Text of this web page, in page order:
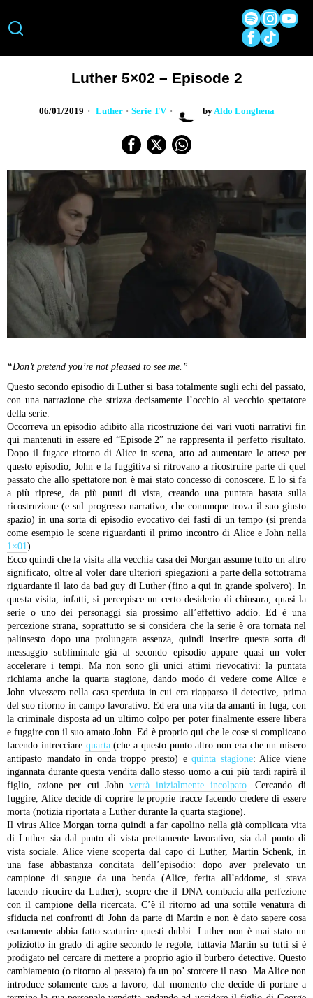
Luther 5×02 – Episode 2
06/01/2019 Luther · Serie TV by Aldo Longhena
“Don’t pretend you’re not pleased to see me.”
Questo secondo episodio di Luther si basa totalmente sugli echi del passato,
con una narrazione che strizza decisamente l’occhio al vecchio spettatore
della serie.
Occorreva un episodio adibito alla ricostruzione dei vari vuoti narrativi fin
qui mantenuti in essere ed “Episode 2” ne rappresenta il perfetto risultato.
Dopo il fugace ritorno di Alice in scena, atto ad aumentare le attese per
questo episodio, John e la fuggitiva si ritrovano a ricostruire parte di quel
passato che allo spettatore non è mai stato concesso di conoscere. E lo si fa
a più riprese, da più punti di vista, creando una puntata basata sulla
ricostruzione (e sul progresso narrativo, che comunque trova il suo giusto
spazio) in una sorta di episodio evocativo dei fasti di un tempo (si prenda
come esempio le scene riguardanti il primo incontro di Alice e John nella
1×01).
Ecco quindi che la visita alla vecchia casa dei Morgan assume tutto un altro
significato, oltre al voler dare ulteriori spiegazioni a parte della sottotrama
riguardante il lato da bad guy di Luther (fino a qui in grande spolvero). In
questa visita, infatti, si percepisce un certo desiderio di chiusura, quasi la
serie o uno dei personaggi sia prossimo all’effettivo addio. Ed è una
percezione strana, soprattutto se si considera che la serie è ora tornata nel
palinsesto dopo una prolungata assenza, quindi inserire questa sorta di
messaggio subliminale già al secondo episodio appare quasi un voler
accelerare i tempi. Ma non sono gli unici attimi rievocativi: la puntata
richiama anche la quarta stagione, dando modo di vedere come Alice e
John vivessero nella casa sperduta in cui era riapparso il detective, prima
del suo ritorno in campo lavorativo. Ed era una vita da amanti in fuga, con
la criminale disposta ad un ultimo colpo per poter finalmente essere libera
e fuggire con il suo amato John. Ed è proprio qui che le cose si complicano
facendo intrecciare quarta(che a questo punto altro non era che un misero
antipasto mandato in onda troppo presto) equinta stagione: Alice viene
ingannata durante questa vendita dallo stesso uomo a cui più tardi rapirà il
figlio, azione per cui Johnverrà inizialmente incolpato. Cercando di
fuggire, Alice decide di coprire le proprie tracce facendo credere di essere
morta (notizia riportata a Luther durante la quarta stagione).
Il virus Alice Morgan torna quindi a far capolino nella già complicata vita
di Luther sia dal punto di vista prettamente lavorativo, sia dal punto di
vista sociale. Alice viene scoperta dal capo di Luther, Martin Schenk, in
una fase abbastanza concitata dell’episodio: dopo aver prelevato un
campione di sangue da una benda (Alice, ferita all’addome, si stava
facendo ricucire da Luther), scopre che il DNA combacia alla perfezione
con il campione della ricercata. C’è il ritorno ad una sottile venatura di
sfiducia nei confronti di John da parte di Martin e non è dato sapere cosa
esattamente abbia fatto scaturire questi dubbi: Luther non è mai stato un
poliziotto in grado di agire secondo le regole, tuttavia Martin su tutti si è
prodigato nel cercare di mettere a proprio agio il burbero detective. Questo
cambiamento (o ritorno al passato) fa un po’ storcere il naso. Ma Alice non
introduce solamente caos a lavoro, dal momento che decide di portare a